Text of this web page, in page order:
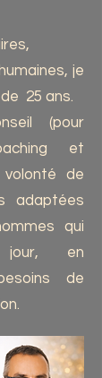
je
25 ans.
(pour
et
de
adaptées
qui
jour, en
de